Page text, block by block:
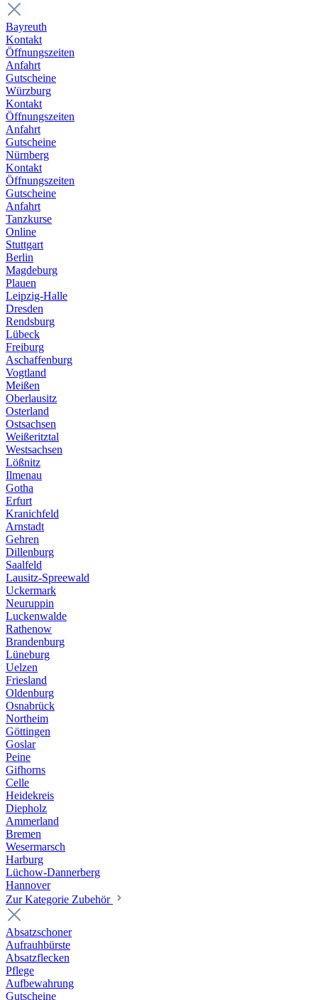
Bayreuth
Kontakt
Öffnungszeiten
Anfahrt
Gutscheine
Würzburg
Kontakt
Öffnungszeiten
Anfahrt
Gutscheine
Nürnberg
Kontakt
Öffnungszeiten
Gutscheine
Anfahrt
Tanzkurse
Online
Stuttgart
Berlin
Magdeburg
Plauen
Leipzig-Halle
Dresden
Rendsburg
Lübeck
Freiburg
Aschaffenburg
Vogtland
Meißen
Oberlausitz
Osterland
Ostsachsen
Weißeritztal
Westsachsen
Lößnitz
Ilmenau
Gotha
Erfurt
Kranichfeld
Arnstadt
Gehren
Dillenburg
Saalfeld
Lausitz-Spreewald
Uckermark
Neuruppin
Luckenwalde
Rathenow
Brandenburg
Lüneburg
Uelzen
Friesland
Oldenburg
Osnabrück
Northeim
Göttingen
Goslar
Peine
Gifhorns
Celle
Heidekreis
Diepholz
Ammerland
Bremen
Wesermarsch
Harburg
Lüchow-Dannerberg
Hannover
Zur Kategorie Zubehör
Absatzschoner
Aufrauhbürste
Absatzflecken
Pflege
Aufbewahrung
Gutscheine